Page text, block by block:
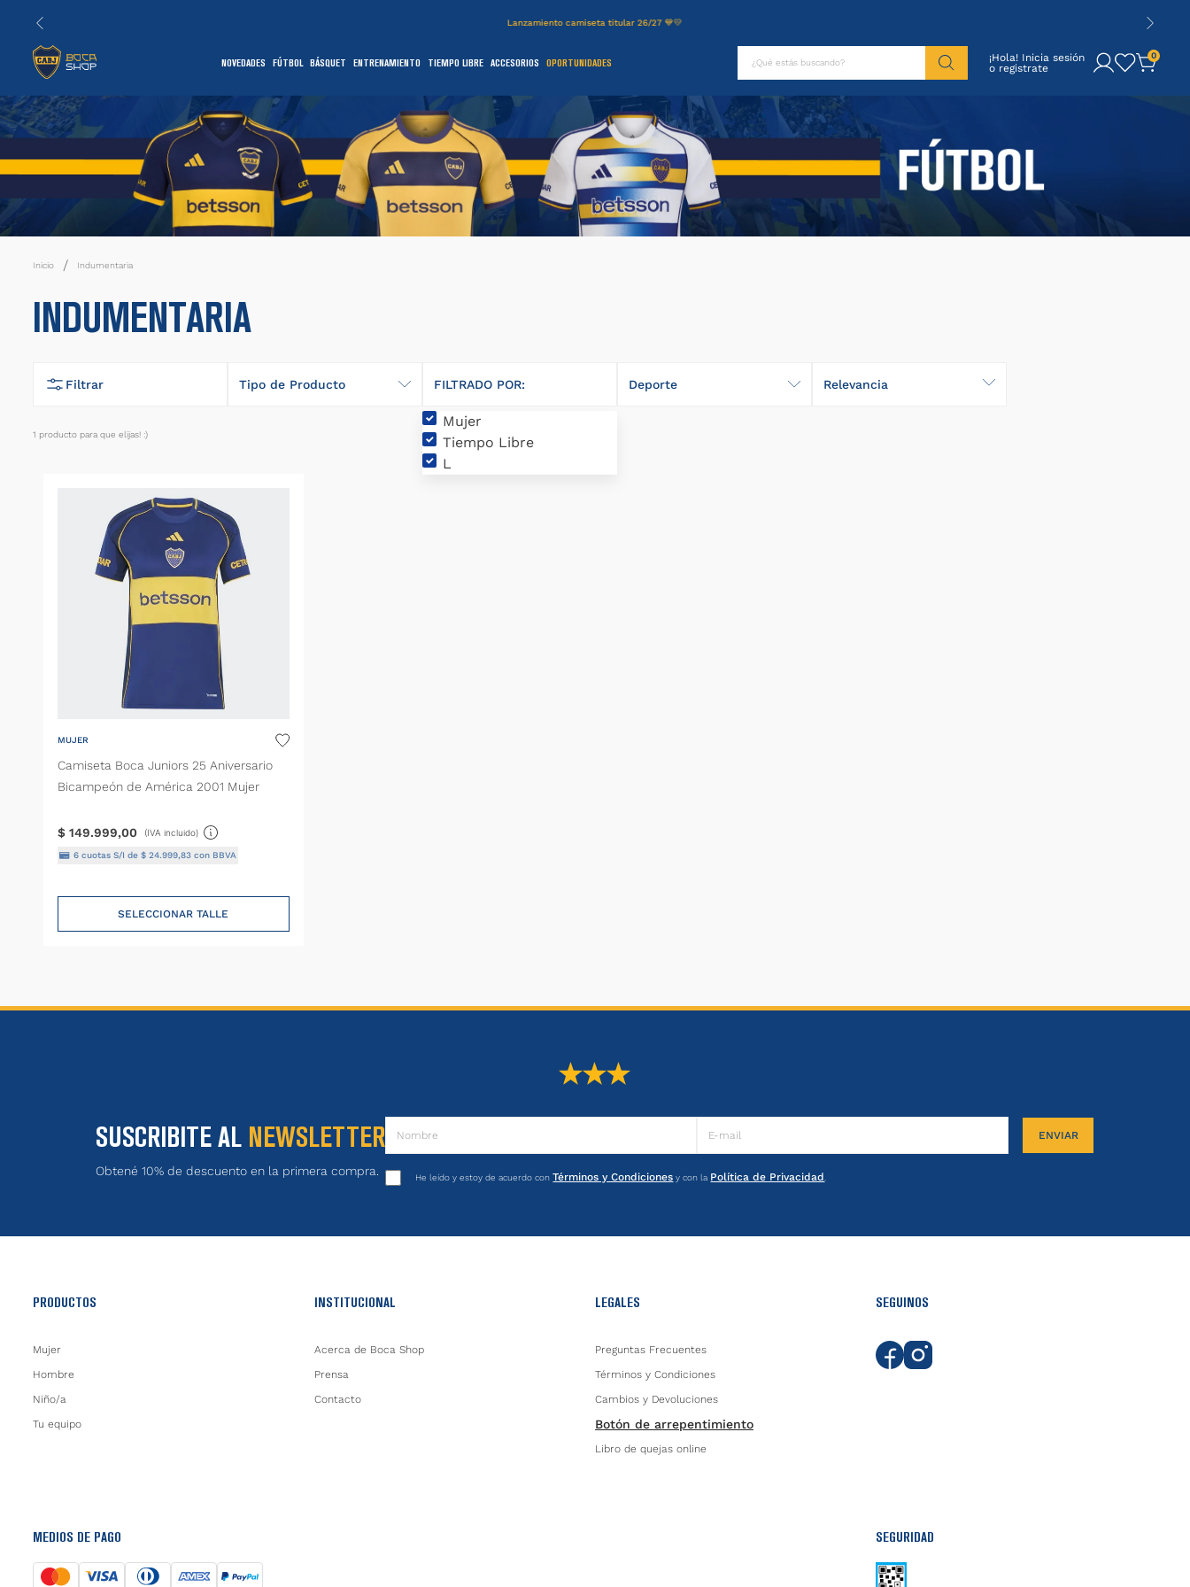
Lanzamiento camiseta titular 26/27 💙💛
NOVEDADES FÚTBOL BÁSQUET ENTRENAMIENTO TIEMPO LIBRE ACCESORIOS OPORTUNIDADES ¡Hola! Inicia sesión 0
Indumentaria
INDUMENTARIA
Filtrar FILTRADO POR:
Mujer
Tiempo Libre
L
Deporte
Tipo de Producto Relevancia
1 producto
MUJER
Camiseta Boca Juniors 25 Aniversario
Bicampeón de América 2001 Mujer
$ 149.999,00 (IVA incluido)
6 cuotas S/I de$ 24.999,83 con BBVA
SELECCIONAR TALLE
SUSCRIBITE AL NEWSLETTER
Obtené 10% de descuento en la primera compra.
ENVIAR
He leído y estoy de acuerdo conTérminos y Condiciones y con la Política de Privacidad
PRODUCTOS
Mujer
Hombre
Niño/a
Tu equipo
INSTITUCIONAL
Acerca de Boca Shop
Prensa
Contacto
LEGALES
Preguntas Frecuentes
Términos y Condiciones
Cambios y Devoluciones
Botón de arrepentimiento
Libro de quejas online
SEGUINOS
MEDIOS DE PAGO SEGURIDAD
. authentic
entrenamiento
3. stadium
4. campera
5. camiseta
buzo